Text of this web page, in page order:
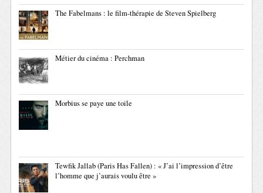
The Fabelmans : le film-thérapie de Steven Spielberg
Métier du cinéma : Perchman
Morbius se paye une toile
Tewfik Jallab (Paris Has Fallen) : « J’ai l’impression d’être
l’homme que j’aurais voulu être »